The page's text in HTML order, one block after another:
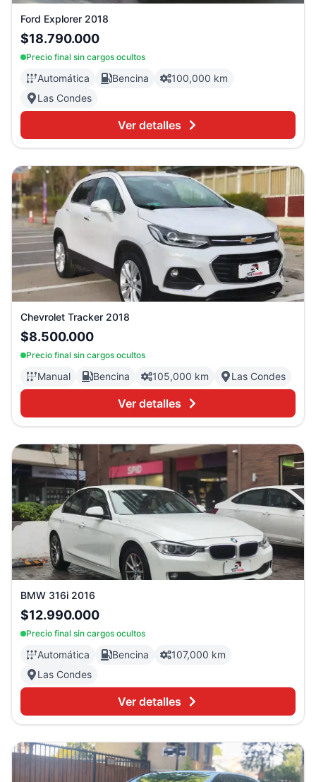
Ford Explorer 2018
$18.790.000
Precio final sin cargos ocultos
Automática Bencina
100,000 km
Las Condes
Ver detalles
Chevrolet Tracker 2018
$8.500.000
Precio final sin cargos ocultos
Manual Bencina 105,000 km Las Condes
Ver detalles
BMW 316i 2016
$12.990.000
Precio final sin cargos ocultos
Automática Bencina
107,000 km
Las Condes
Ver detalles